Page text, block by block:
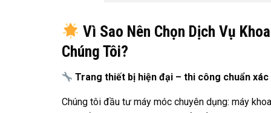
Vì Sao Nên Chọn Dịch Vụ
Chúng Tôi?
Trang thiết bị hiện đại – thi công chuẩn xác
Chúng tôi đầu tư máy móc chuyên dụng: máy